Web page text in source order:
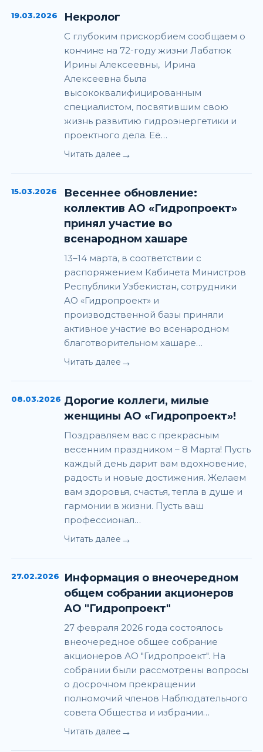
19.03.2026 Некролог
С глубоким прискорбием сообщаем о
кончине на 72-году жизни Лабатюк
Ирины Алексеевны, Ирина
Алексеевна была
высококвалифицированным
специалистом, посвятившим свою
жизнь развитию гидроэнергетики и
проектного дела. Её…
Читать далее →
15.03.2026
Весеннее обновление:
коллектив АО «Гидропроект»
принял участие во
всенародном хашаре
13–14 марта, в соответствии с
распоряжением Кабинета Министров
Республики Узбекистан, сотрудники
АО «Гидропроект» и
производственной базы приняли
активное участие во всенародном
благотворительном хашаре…
Читать далее →
08.03.2026 Дорогие коллеги, милые
женщины АО «Гидропроект»!
Поздравляем вас с прекрасным
весенним праздником – 8 Марта! Пусть
каждый день дарит вам вдохновение,
радость и новые достижения. Желаем
вам здоровья, счастья, тепла в душе и
гармонии в жизни. Пусть ваш
профессионал…
Читать далее →
27.02.2026
Информация о внеочередном
общем собрании акционеров
АО "Гидропроект"
27 февраля 2026 года состоялось
внеочередное общее собрание
акционеров АО "Гидропроект". На
собрании были рассмотрены вопросы
о досрочном прекращении
полномочий членов Наблюдательного
совета Общества и избрании…
Читать далее →